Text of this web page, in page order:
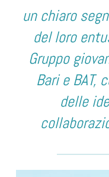
un chiaro
del loro
Gruppo
Bari e BAT,
delle